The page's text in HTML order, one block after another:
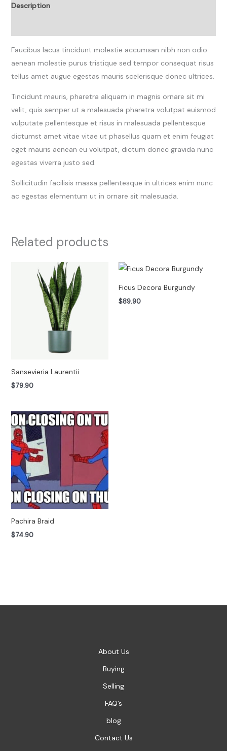
Description
Faucibus lacus tincidunt molestie accumsan nibh non odio
aenean molestie purus tristique sed tempor consequat risus
tellus amet augue egestas mauris scelerisque donec ultrices.
Tincidunt mauris, pharetra aliquam in magnis ornare sit mi
velit, quis semper ut a malesuada pharetra volutpat euismod
vulputate pellentesque et risus in malesuada pellentesque
dictumst amet vitae vitae ut phasellus quam et enim feugiat
eget mauris aenean eu volutpat, dictum donec gravida nunc
egestas viverra justo sed.
Sollicitudin facilisis massa pellentesque in ultrices enim nunc
ac egestas elementum ut in ornare sit malesuada.
Related products
Sansevieria Laurentii
$79.90
Ficus Decora Burgundy
$89.90
Pachira Braid
$74.90
About Us
Buying
Selling
FAQ’s
blog
Contact Us